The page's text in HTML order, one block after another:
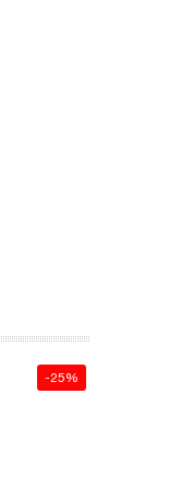
-25%